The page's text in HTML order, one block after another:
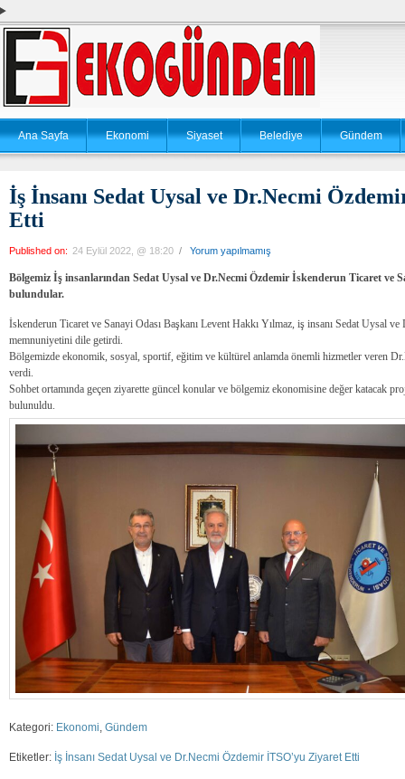
Ana Sayfa Ekonomi Siyaset Belediye Gündem
İş İnsanı Sedat Uysal ve Dr.Necmi
Etti
Published on: 24 Eylül 2022, @ 18:20 / Yorum yapılmamış
Bölgemiz İş insanlarından Sedat Uysal ve Dr.Necmi Özdemir İskenderun Ticaret ve
bulundular.
İskenderun Ticaret ve Sanayi Odası Başkanı Levent Hakkı Yılmaz, iş insanı Sedat Uysal
memnuniyetini dile getirdi.
Bölgemizde ekonomik, sosyal, sportif, eğitim ve kültürel anlamda önemli hizmetler veren
verdi.
Sohbet ortamında geçen ziyarette güncel konular ve bölgemiz ekonomisine değer katacak
bulunuldu.
Kategori: Ekonomi Gündem
Etiketler: İş İnsanı Sedat Uysal ve Dr.Necmi Özdemir İTSO’yu Ziyaret Etti